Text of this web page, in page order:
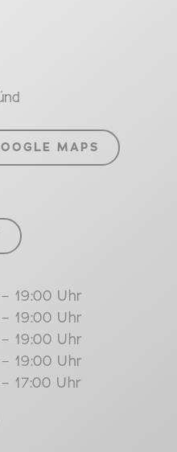
MAPS
19:00 Uhr
19:00 Uhr
19:00 Uhr
19:00 Uhr
17:00 Uhr